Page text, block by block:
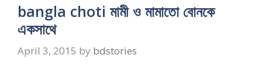
bangla choti মামী ও মামাতো বোনকে
একসাথে
April 3, 2015 by bdstories